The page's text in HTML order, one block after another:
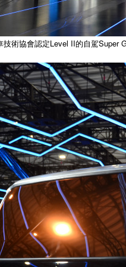
技術協會認定Level II的自駕Super